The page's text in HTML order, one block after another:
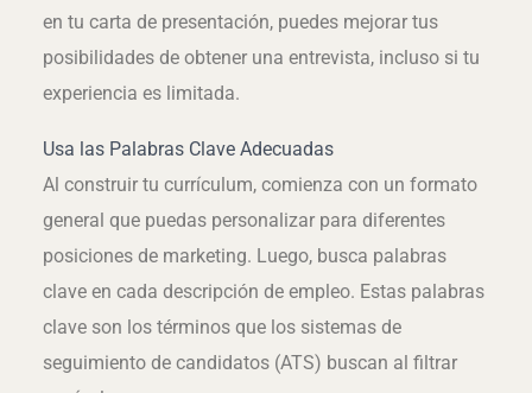
en tu carta de presentación, puedes mejorar tus
posibilidades de obtener una entrevista, incluso si tu
experiencia es limitada.
Usa las Palabras Clave Adecuadas
Al construir tu currículum, comienza con un formato
general que puedas personalizar para diferentes
posiciones de marketing. Luego, busca palabras
clave en cada descripción de empleo. Estas palabras
clave son los términos que los sistemas de
seguimiento de candidatos (ATS) buscan al filtrar